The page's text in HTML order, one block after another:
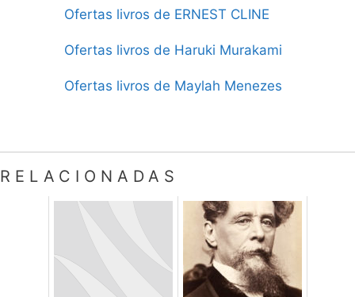
Ofertas livros de ERNEST CLINE
Ofertas livros de Haruki Murakami
Ofertas livros de Maylah Menezes
RELACIONADAS